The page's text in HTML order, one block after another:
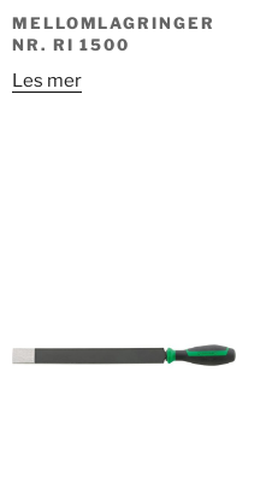
MELLOMLAGRINGER
NR. RI 1500
Les mer